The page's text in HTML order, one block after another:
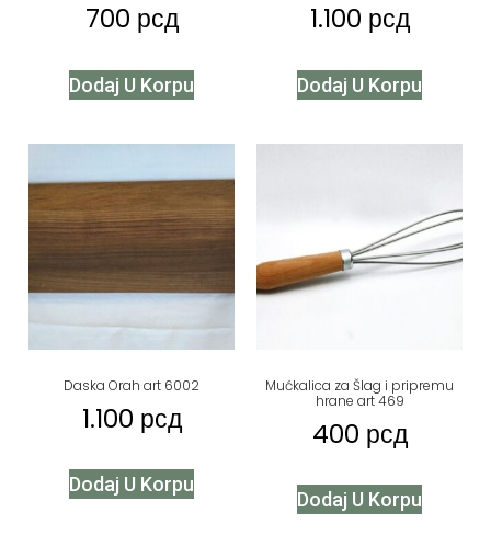
700 рсд
Dodaj U Korpu
1.100 рсд
Dodaj U Korpu
Daska Orah art 6002
1.100 рсд
Dodaj U Korpu
Mućkalica za Šlag i pripremu
hrane art 469
400 рсд
Dodaj U Korpu